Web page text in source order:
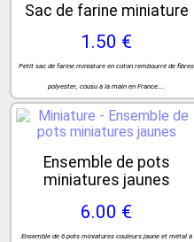
Sac de farine miniature
1.50 €
Petit sac de farine miniature en coton rembourré de fibres
polyester, cousu à la main en France....
Ensemble de pots
miniatures jaunes
6.00 €
Ensemble de 6 pots miniatures couleurs jaune et métal à